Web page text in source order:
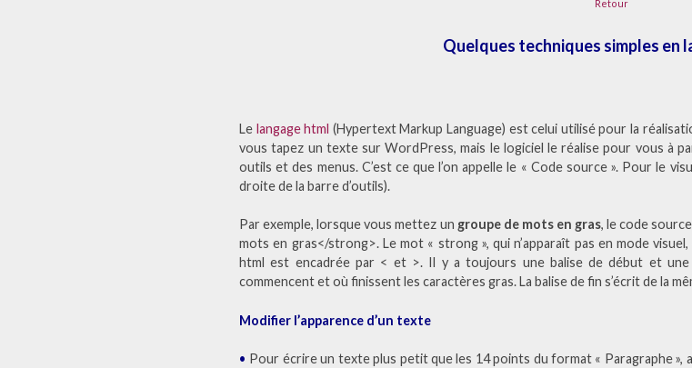
Retour
Quelques techniques simples en
Le langage html (Hypertext Markup Language) est celui utilisé pour la
vous tapez un texte sur WordPress, mais le logiciel le réalise pour vous à
outils et des menus. C’est ce que l’on appelle le « Code source ». Pour le
droite de la barre d’outils).
Par exemple, lorsque vous mettez un groupe de mots en gras, le code
mots en gras</strong>. Le mot « strong », qui n’apparaît pas en mode
html est encadrée par < et >. Il y a toujours une balise de début et une
commencent et où finissent les caractères gras. La balise de fin s’écrit de la
Modifier l’apparence d’un texte
• Pour écrire un texte plus petit que les 14 points du format « Paragraphe »,